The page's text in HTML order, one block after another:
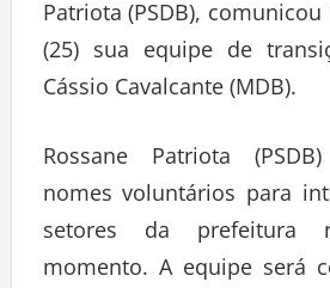
Patriota (PSDB),
(25) sua equipe de
Cássio Cavalcante (MDB).
Rossane Patriota
nomes voluntários para
setores da prefeitura
momento. A equipe será